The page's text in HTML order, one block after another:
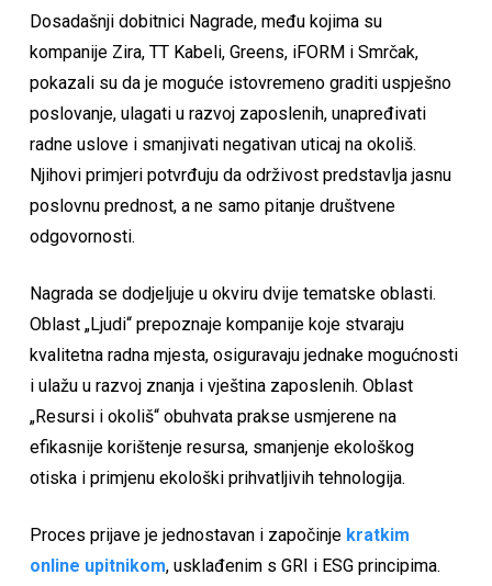
Dosadašnji dobitnici Nagrade, među kojima su
kompanije Zira, TT Kabeli, Greens, iFORM i Smrčak,
pokazali su da je moguće istovremeno graditi uspješno
poslovanje, ulagati u razvoj zaposlenih, unapređivati
radne uslove i smanjivati negativan uticaj na okoliš.
Njihovi primjeri potvrđuju da održivost predstavlja jasnu
poslovnu prednost, a ne samo pitanje društvene
odgovornosti.
Nagrada se dodjeljuje u okviru dvije tematske oblasti.
Oblast „Ljudi“ prepoznaje kompanije koje stvaraju
kvalitetna radna mjesta, osiguravaju jednake mogućnosti
i ulažu u razvoj znanja i vještina zaposlenih. Oblast
„Resursi i okoliš“ obuhvata prakse usmjerene na
efikasnije korištenje resursa, smanjenje ekološkog
otiska i primjenu ekološki prihvatljivih tehnologija.
Proces prijave je jednostavan i započinje kratkim
online upitnikom, usklađenim s GRI i ESG principima.